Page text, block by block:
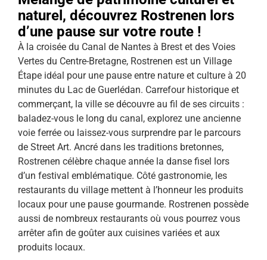
naturel, découvrez Rostrenen lors
d’une pause sur votre route !
À la croisée du Canal de Nantes à Brest et des Voies
Vertes du Centre-Bretagne, Rostrenen est un Village
Étape idéal pour une pause entre nature et culture à 20
minutes du Lac de Guerlédan. Carrefour historique et
commerçant, la ville se découvre au fil de ses circuits :
baladez-vous le long du canal, explorez une ancienne
voie ferrée ou laissez-vous surprendre par le parcours
de Street Art. Ancré dans les traditions bretonnes,
Rostrenen célèbre chaque année la danse fisel lors
d’un festival emblématique. Côté gastronomie, les
restaurants du village mettent à l’honneur les produits
locaux pour une pause gourmande. Rostrenen possède
aussi de nombreux restaurants où vous pourrez vous
arrêter afin de goûter aux cuisines variées et aux
produits locaux.